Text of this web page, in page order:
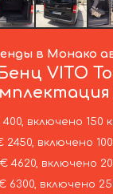
в Монако
VITO
включено 150
2450, включено
4620, включено
6300, включено